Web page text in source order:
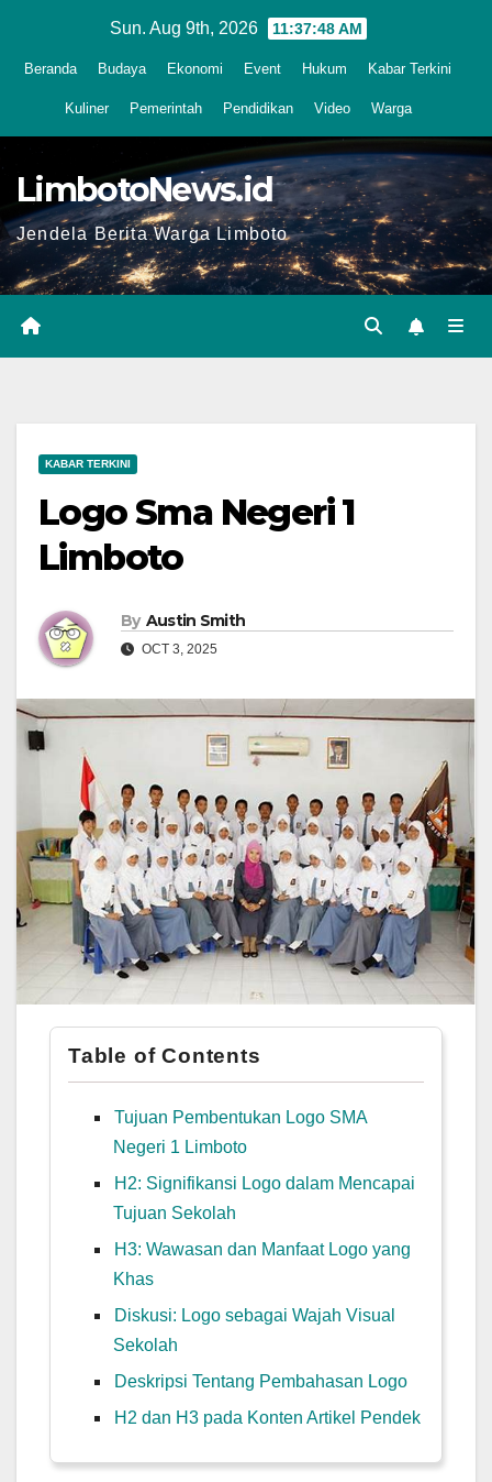
Sun. Aug 9th, 2026 11:37:49 AM
Beranda Budaya Ekonomi Event Hukum Kabar Terkini
Kuliner Pemerintah Pendidikan Video Warga
LimbotoNews.id
Jendela Berita Warga Limboto
KABAR TERKINI
Logo Sma Negeri 1
Limboto
By Austin Smith
OCT 3, 2025
Table of Contents
Tujuan Pembentukan Logo SMA
Negeri 1 Limboto
H2: Signifikansi Logo dalam Mencapai
Tujuan Sekolah
H3: Wawasan dan Manfaat Logo yang
Khas
Diskusi: Logo sebagai Wajah Visual
Sekolah
Deskripsi Tentang Pembahasan Logo
H2 dan H3 pada Konten Artikel Pendek